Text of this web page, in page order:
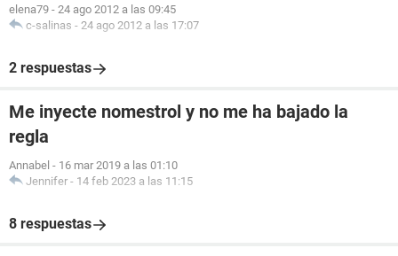
elena79 - 24 ago 2012 a las 09:45
c-salinas - 24 ago 2012 a las 17:07
2 respuestas
Me inyecte nomestrol y no me ha bajado la
regla
Annabel - 16 mar 2019 a las 01:10
Jennifer - 14 feb 2023 a las 11:15
8 respuestas